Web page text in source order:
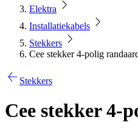
Elektra
Installatiekabels
Stekkers
Cee stekker 4-polig
Stekkers
Cee stekker 4-